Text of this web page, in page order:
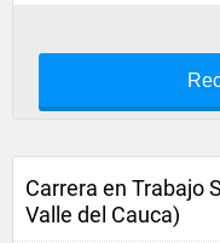
Carrera en Trabajo
Valle del Cauca)